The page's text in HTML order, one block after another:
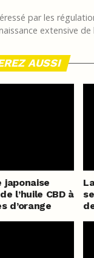
par les
extensive
AUSSI
japonaise
l’huile CBD à
d’orange